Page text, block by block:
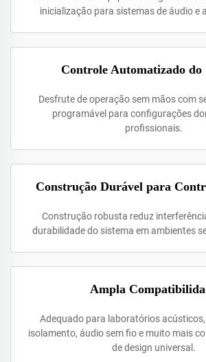
inicialização para sistemas de áudio e
Controle Automatizado do
Desfrute de operação sem mãos com
programável para configurações
profissionais.
Construção Durável para
Construção robusta reduz
durabilidade do sistema em ambientes
Ampla
Adequado para laboratórios
isolamento, áudio sem fio e muito mais
de design universal.